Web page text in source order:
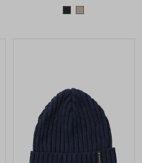
Barve na voljo